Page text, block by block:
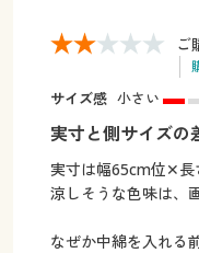
ご
サイズ感 小さい
実寸と側サイズの
実寸は幅65cm位✕長
涼しそうな色味は、
なぜか中綿を入れる